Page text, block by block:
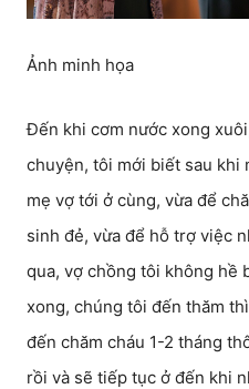
Ảnh minh họa
Đến khi cơm nước xong
chuyện, tôi mới biết sau khi
mẹ vợ tới ở cùng, vừa để
sinh đẻ, vừa để hỗ trợ việc
qua, vợ chồng tôi không hề
xong, chúng tôi đến thăm
đến chăm cháu 1-2 tháng
rồi và sẽ tiếp tục ở đến khi